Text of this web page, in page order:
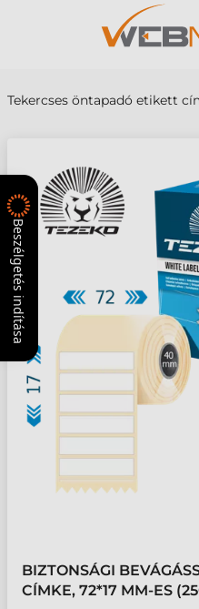
Tekercses öntapadó etikett
BIZTONSÁGI
CÍMKE, 72*17 MM-ES
Beszélgetés indítása